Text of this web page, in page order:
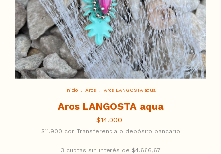
Inicio Aros Aros LANGOSTA aqua
Aros LANGOSTA aqua
$14.000
$11.900 con Transferencia o depósito bancario
3 cuotas sin interés de $4.666,67